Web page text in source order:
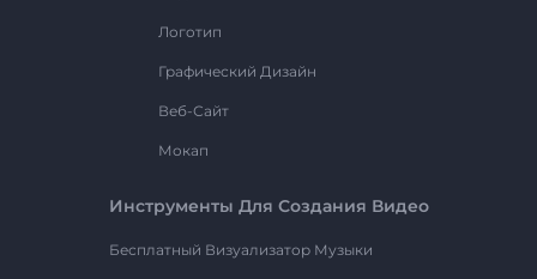
Логотип
Графический Дизайн
Веб-Сайт
Мокап
Инструменты Для Создания Видео
Бесплатный Визуализатор Музыки